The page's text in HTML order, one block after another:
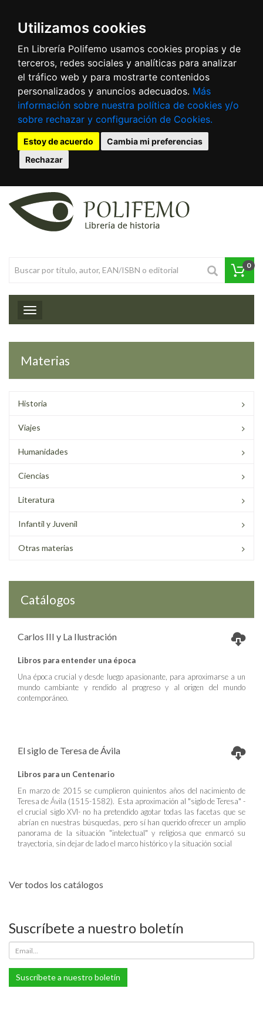
Utilizamos cookies
En Librería Polifemo usamos cookies propias y de
terceros, redes sociales y analíticas para analizar
el tráfico web y para mostrarte contenidos
personalizados y anuncios adecuados. Más
información sobre nuestra política de cookies y/o
sobre rechazar y configuración de Cookies.
Estoy de acuerdo
Cambia mi preferencias
Rechazar
0
Toggle navigation
Materias
Historia
Viajes
Humanidades
Ciencias
Literatura
Infantil y Juvenil
Otras materias
Catálogos
Carlos III y La Ilustración
Libros para entender una época
Una época crucial y desde luego apasionante, para aproximarse a un
mundo cambiante y rendido al progreso y al origen del mundo
contemporáneo.
El siglo de Teresa de Ávila
Libros para un Centenario
En marzo de 2015 se cumplieron quinientos años del nacimiento de
Teresa de Ávila (1515-1582). Esta aproximación al "siglo de Teresa" -
el crucial siglo XVI- no ha pretendido agotar todas las facetas que se
abrían en nuestras búsquedas, pero sí han querido ofrecer un amplio
panorama de la situación "intelectual" y religiosa que enmarcó su
trayectoria, sin dejar de lado el marco histórico y la situación social
Ver todos los catálogos
Suscríbete a nuestro boletín
Suscríbete a nuestro boletín